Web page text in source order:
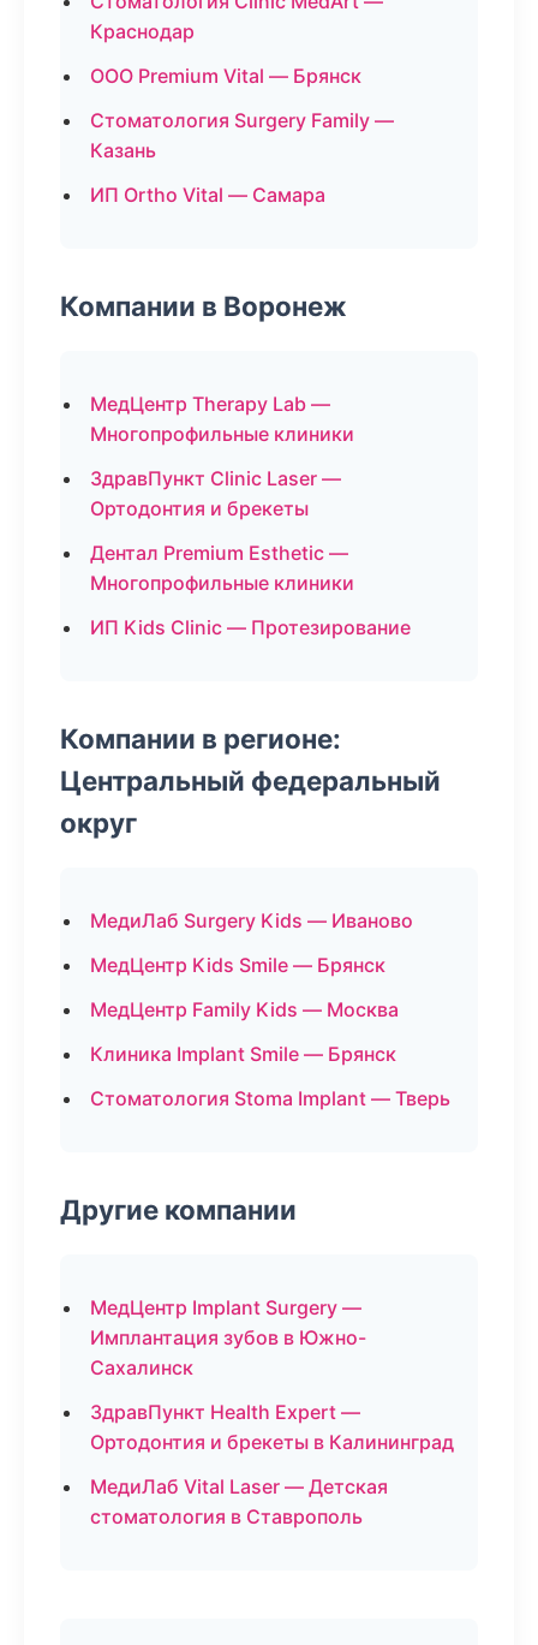
Краснодар
ООО Premium Vital — Брянск
Стоматология Surgery Family —
Казань
ИП Ortho Vital — Самара
Компании в Воронеж
МедЦентр Therapy Lab —
Многопрофильные клиники
ЗдравПункт Clinic Laser —
Ортодонтия и брекеты
Дентал Premium Esthetic —
Многопрофильные клиники
ИП Kids Clinic — Протезирование
Компании в регионе:
Центральный федеральный
округ
МедиЛаб Surgery Kids — Иваново
МедЦентр Kids Smile — Брянск
МедЦентр Family Kids — Москва
Клиника Implant Smile — Брянск
Стоматология Stoma Implant — Тверь
Другие компании
МедЦентр Implant Surgery —
Имплантация зубов в Южно-
Сахалинск
ЗдравПункт Health Expert —
Ортодонтия и брекеты в Калининград
МедиЛаб Vital Laser — Детская
стоматология в Ставрополь